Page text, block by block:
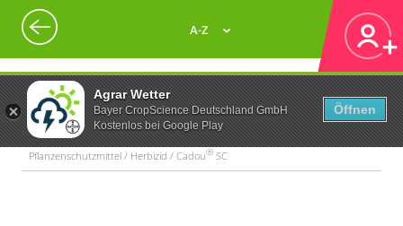
Agrar Wetter
Bayer CropScience Deutschland GmbH
Kostenlos bei Google Play
Öffnen
A-Z
Pflanzenschutzmittel / Herbizid / Cadou® SC